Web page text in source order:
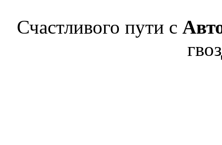
Счастливого пути с